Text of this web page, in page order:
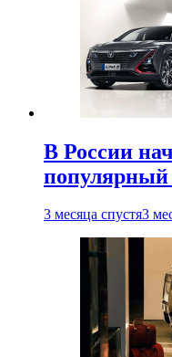
В России
популярный
3 месяца спустя3